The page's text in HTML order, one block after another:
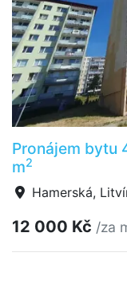
Pronájem bytu
m2
Hamerská,
12 000 Kč /za